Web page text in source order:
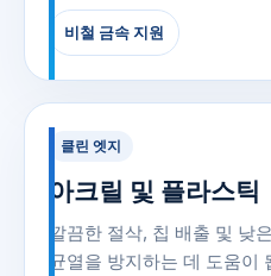
비철 금속 지원
클린 엣지
아크릴 및 플라스틱
깔끔한 절삭, 칩 배출 및 낮
균열을 방지하는 데 도움이